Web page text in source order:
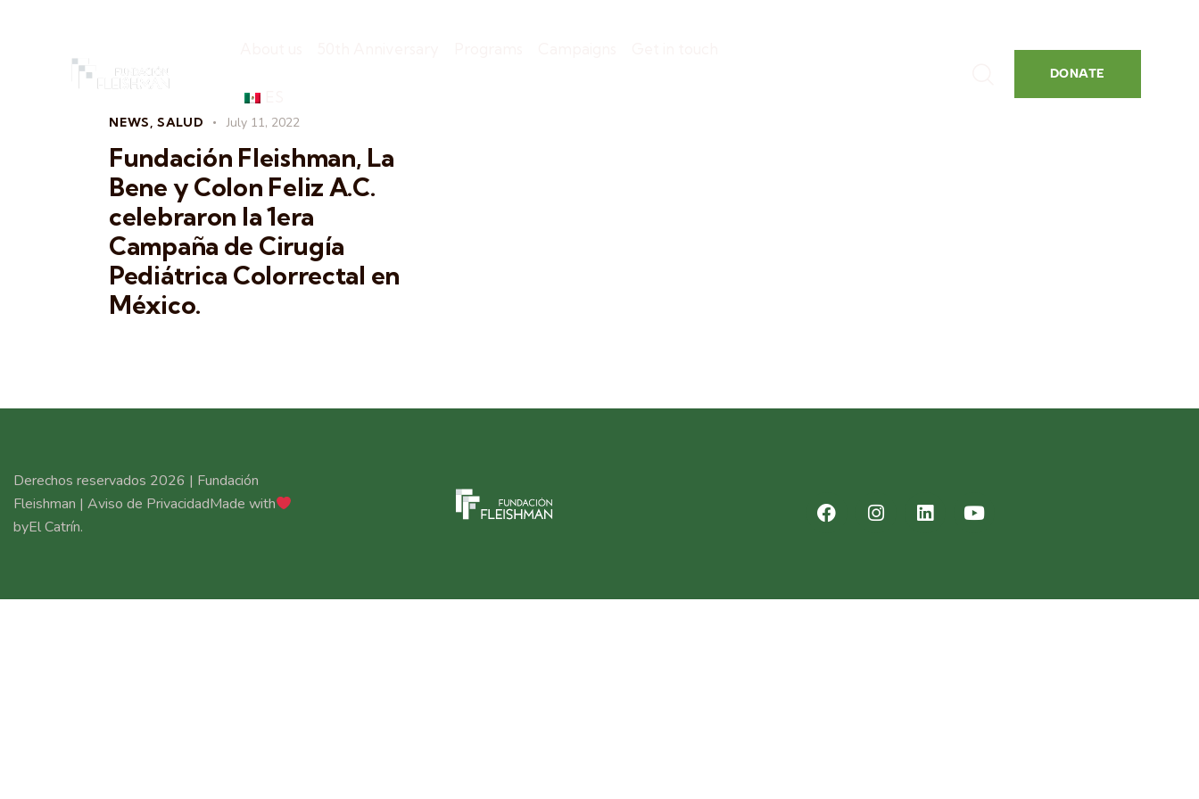
DONATE
NEWS, SALUD July 11, 2022
Fundación Fleishman, La
Bene y Colon Feliz A.C.
celebraron la 1era
Campaña de Cirugía
Pediátrica Colorrectal en
México.
Derechos reservados 2026 | Fundación
Fleishman | Aviso de PrivacidadMade with
byEl Catrín.